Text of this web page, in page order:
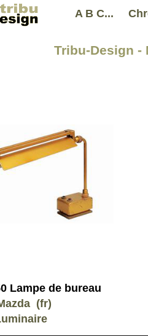
A B C...
Tribu-Design -
Lampe de bureau
(fr)